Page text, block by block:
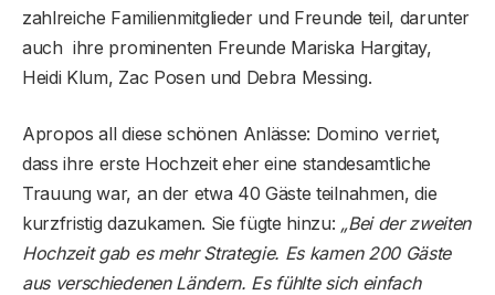
zahlreiche Familienmitglieder und Freunde teil, darunter
auch ihre prominenten Freunde Mariska Hargitay,
Heidi Klum, Zac Posen und Debra Messing.
Apropos all diese schönen Anlässe: Domino verriet,
dass ihre erste Hochzeit eher eine standesamtliche
Trauung war, an der etwa 40 Gäste teilnahmen, die
kurzfristig dazukamen. Sie fügte hinzu: „Bei der zweiten
Hochzeit gab es mehr Strategie. Es kamen 200 Gäste
aus verschiedenen Ländern. Es fühlte sich einfach